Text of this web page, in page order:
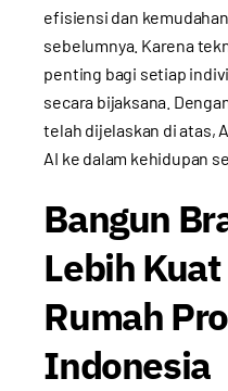
efisiensi dan
sebelumnya. Karena
penting bagi setiap
secara bijaksana.
telah dijelaskan di atas,
AI ke dalam kehidupan
Bangun
Lebih
Rumah
Indonesia